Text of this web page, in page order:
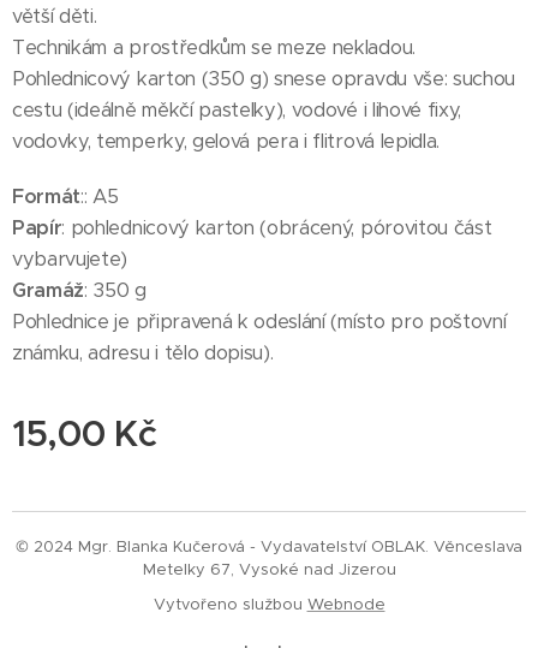
větší děti.
Technikám a prostředkům se meze nekladou.
Pohlednicový karton (350 g) snese opravdu vše: suchou
cestu (ideálně měkčí pastelky), vodové i lihové fixy,
vodovky, temperky, gelová pera i flitrová lepidla.
Formát:: A5
Papír: pohlednicový karton (obrácený, pórovitou část
vybarvujete)
Gramáž: 350 g
Pohlednice je připravená k odeslání (místo pro poštovní
známku, adresu i tělo dopisu).
15,00 Kč
© 2024 Mgr. Blanka Kučerová - Vydavatelství OBLAK. Věnceslava
Metelky 67, Vysoké nad Jizerou
Vytvořeno službou Webnode